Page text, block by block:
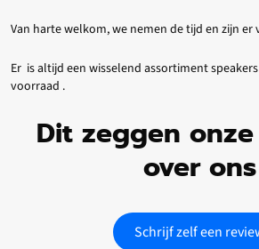
Van harte welkom, we nemen de tijd en zijn er
Er is altijd een wisselend assortiment
voorraad .
Dit zeggen
over ons
Schrijf zelf een